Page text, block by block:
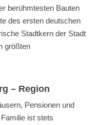
berühmtesten Bauten
des ersten deutschen
Stadtkern der Stadt
größten
– Region
Pensionen und
ist stets